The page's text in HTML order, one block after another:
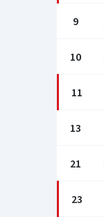
9
10
11
13
21
23